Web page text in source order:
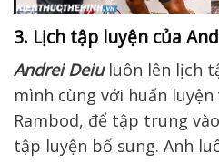
3. Lịch tập luyện của
Andrei Deiuluôn lên lịch
mình cùng với huấn
Rambod, để tập trung
tập luyện bổ sung. Anh